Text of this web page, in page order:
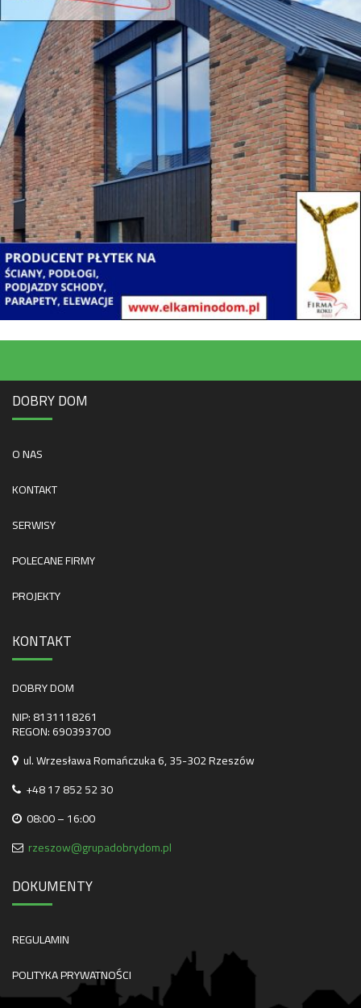
DOBRY DOM
O NAS
KONTAKT
SERWISY
POLECANE FIRMY
PROJEKTY
KONTAKT
DOBRY DOM
NIP: 8131118261
REGON: 690393700
ul. Wrzesława Romańczuka 6, 35-302 Rzeszów
+48 17 852 52 30
08:00 – 16:00
rzeszow@grupadobrydom.pl
DOKUMENTY
REGULAMIN
POLITYKA PRYWATNOŚCI